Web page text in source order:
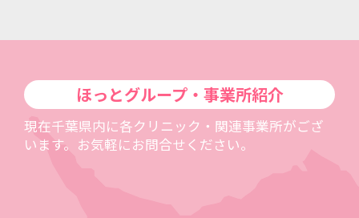
ほっとグループ・事業所紹介
現在千葉県内に各クリニック・関連事業所がござ
います。お気軽にお問合せください。